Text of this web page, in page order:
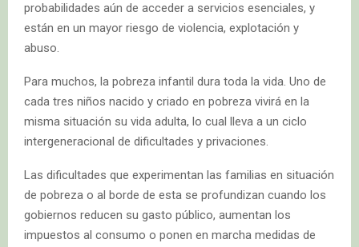
probabilidades aún de acceder a servicios esenciales, y
están en un mayor riesgo de violencia, explotación y
abuso.
Para muchos, la pobreza infantil dura toda la vida. Uno de
cada tres niños nacido y criado en pobreza vivirá en la
misma situación su vida adulta, lo cual lleva a un ciclo
intergeneracional de dificultades y privaciones.
Las dificultades que experimentan las familias en situación
de pobreza o al borde de esta se profundizan cuando los
gobiernos reducen su gasto público, aumentan los
impuestos al consumo o ponen en marcha medidas de